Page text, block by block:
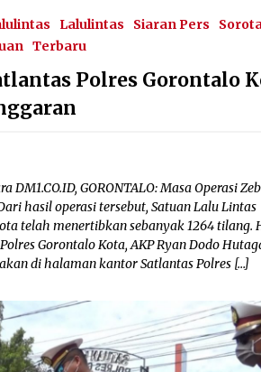
Lalulintas Siaran Pers
Terbaru
Polres Gorontalo
GORONTALO: Masa Operasi
hasil operasi tersebut, Satuan Lalu Lintas
telah menertibkan sebanyak 1264 tilang.
Gorontalo Kota, AKP Ryan Dodo
di halaman kantor Satlantas Polres […]